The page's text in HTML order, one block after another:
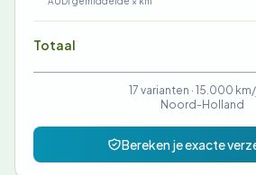
Totaal
17 varianten · 15.000
Noord-Holland
Bereken je exacte